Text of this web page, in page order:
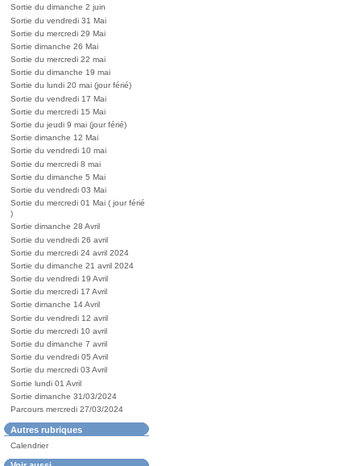
Sortie du dimanche 2 juin
Sortie du vendredi 31 Mai
Sortie du mercredi 29 Mai
Sortie dimanche 26 Mai
Sortie du mercredi 22 mai
Sortie du dimanche 19 mai
Sortie du lundi 20 mai (jour férié)
Sortie du vendredi 17 Mai
Sortie du mercredi 15 Mai
Sortie du jeudi 9 mai (jour férié)
Sortie dimanche 12 Mai
Sortie du vendredi 10 mai
Sortie du mercredi 8 mai
Sortie du dimanche 5 Mai
Sortie du vendredi 03 Mai
Sortie du mercredi 01 Mai ( jour férié
)
Sortie dimanche 28 Avril
Sortie du vendredi 26 avril
Sortie du mercredi 24 avril 2024
Sortie du dimanche 21 avril 2024
Sortie du vendredi 19 Avril
Sortie du mercredi 17 Avril
Sortie dimanche 14 Avril
Sortie du vendredi 12 avril
Sortie du mercredi 10 avril
Sortie du dimanche 7 avril
Sortie du vendredi 05 Avril
Sortie du mercredi 03 Avril
Sortie lundi 01 Avril
Sortie dimanche 31/03/2024
Parcours mercredi 27/03/2024
Autres rubriques
Calendrier